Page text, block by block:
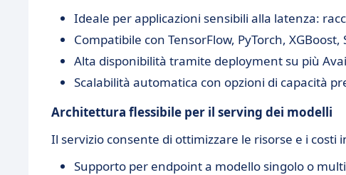
Ideale per applicazioni sensibili alla latenza:
Compatibile con TensorFlow, PyTorch,
Alta disponibilità tramite deployment su più
Scalabilità automatica con opzioni di capacità
Architettura flessibile per il serving dei modelli
Il servizio consente di ottimizzare le risorse e i
Supporto per endpoint a modello singolo o